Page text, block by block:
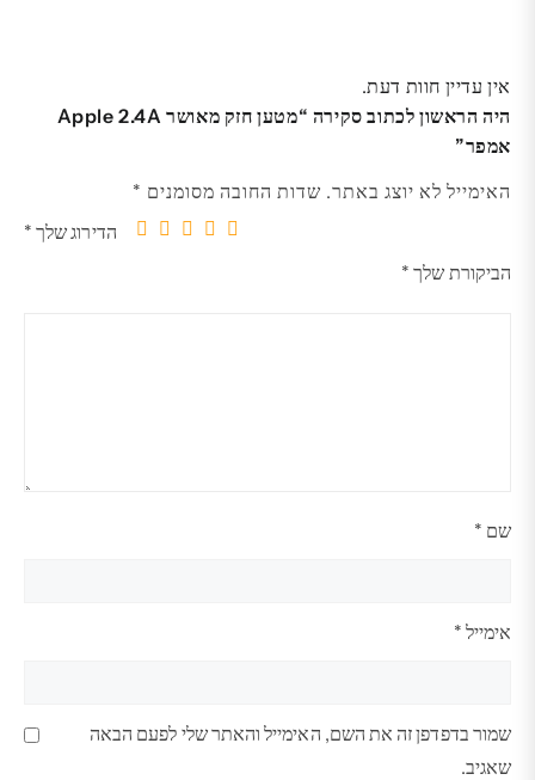
אין עדיין חוות דעת.
היה הראשון לכתוב סקירה “מטען חזק מאושר Apple 2.4A
אמפר”
האימייל לא יוצג באתר. שדות החובה מסומנים *
הדירוג שלך *
הביקורת שלך *
שם *
אימייל *
שמור בדפדפן זה את השם, האימייל והאתר שלי לפעם הבאה
שאגיב.